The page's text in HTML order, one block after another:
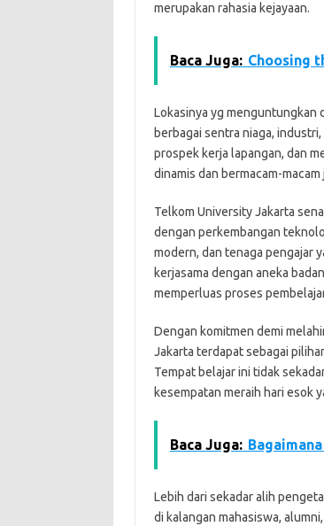
merupakan rahasia kejayaan.
Baca Juga: Choosing
Lokasinya yg menguntungkan
berbagai sentra niaga,
prospek kerja lapangan, dan
dinamis dan bermacam-
Telkom University Jakarta
dengan perkembangan
modern, dan tenaga pengajar
kerjasama dengan aneka
memperluas proses
Dengan komitmen demi
Jakarta terdapat sebagai
Tempat belajar ini tidak
kesempatan meraih hari esok
Baca Juga:
Lebih dari sekadar alih
di kalangan mahasiswa,